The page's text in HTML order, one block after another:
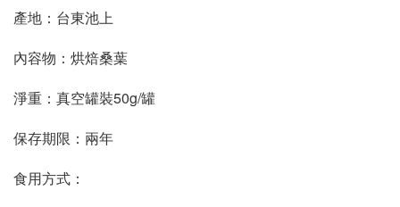
產地：台東池上
內容物：烘焙桑葉
淨重：真空罐裝50g/罐
保存期限：兩年
食用方式：